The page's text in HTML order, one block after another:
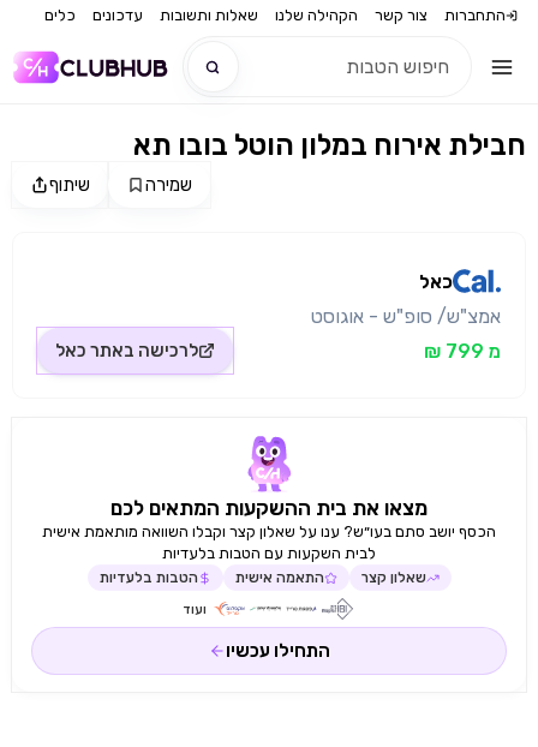
התחברות צור קשר הקהילה שלנו שאלות ותשובות עדכונים כלים
שיתוף שמירה
חבילת אירוח במלון הוטל בובו תא
כאל
אמצ"ש/ סופ"ש - אוגוסט
מ 799 ₪
לרכישה באתר כאל
מצאו את בית ההשקעות המתאים לכם
הכסף יושב סתם בעו״ש? ענו על שאלון קצר וקבלו השוואה מותאמת אישית
לבית השקעות עם הטבות בלעדיות
שאלון קצר התאמה אישית הטבות בלעדיות
ועוד
התחילו עכשיו